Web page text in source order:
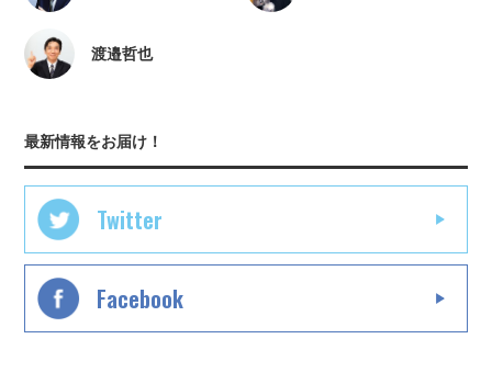
渡邉哲也
最新情報をお届け！
Twitter
Facebook